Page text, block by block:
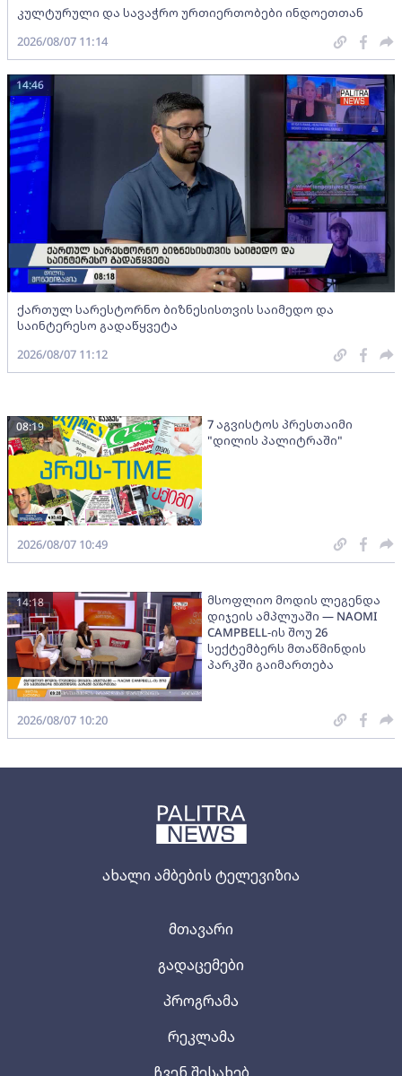
ახალი ამბების ტელევიზია
მთავარი
გადაცემები
პროგრამა
რეკლამა
კულტურული და სავაჭრო ურთიერთობები ინდოეთთან
2026/08/07 11:14
ქართულ სარესტორნო ბიზნესისთვის საიმედო და
საინტერესო გადაწყვეტა
14:46
2026/08/07 11:12
7 აგვისტოს პრესთაიმი
"დილის პალიტრაში"
08:19
2026/08/07 10:49
მსოფლიო მოდის ლეგენდა
დიჯეის ამპლუაში — NAOMI
CAMPBELL-ის შოუ 26
სექტემბერს მთაწმინდის
პარკში გაიმართება
14:18
2026/08/07 10:20